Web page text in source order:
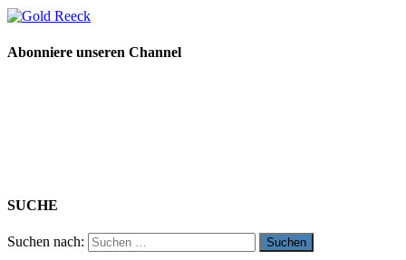
Abonniere unseren Channel
SUCHE
Suchen nach: